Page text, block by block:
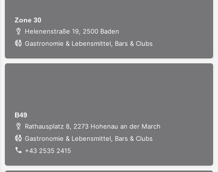
Zone 30
Helenenstraße 19, 2500 Baden
Gastronomie & Lebensmittel, Bars & Clubs
B49
Rathausplatz 8, 2273 Hohenau an der March
Gastronomie & Lebensmittel, Bars & Clubs
+43 2535 2415